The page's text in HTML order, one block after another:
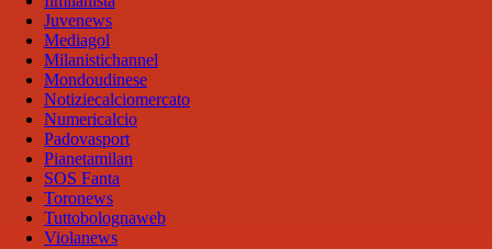
Juvenews
Mediagol
Milanistichannel
Mondoudinese
Notiziecalciomercato
Numericalcio
Padovasport
Pianetamilan
SOS Fanta
Toronews
Tuttobolognaweb
Violanews